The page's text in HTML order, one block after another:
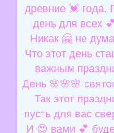
древние 💓 года.
день для всех
Никак 🤗 не
Что этот день
важным
День 🌸🌸🌸
Так этот
пусть для вас
И 😍 вами 💕